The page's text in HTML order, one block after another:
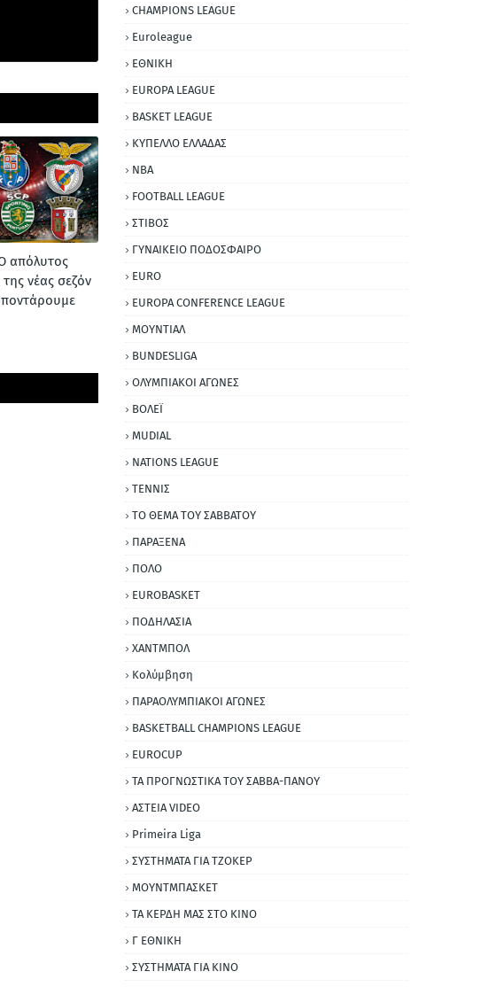
απόλυτος
νέας σεζόν
ποντάρουμε
CHAMPIONS LEAGUE
Euroleague
ΕΘΝΙΚΗ
EUROPA LEAGUE
BASKET LEAGUE
ΚΥΠΕΛΛΟ ΕΛΛΑΔΑΣ
NBA
FOOTBALL LEAGUE
ΣΤΙΒΟΣ
ΓΥΝΑΙΚΕΙΟ ΠΟΔΟΣΦΑΙΡΟ
EURO
EUROPA CONFERENCE LEAGUE
ΜΟΥΝΤΙΑΛ
BUNDESLIGA
ΟΛΥΜΠΙΑΚΟΙ ΑΓΩΝΕΣ
ΒΟΛΕΪ
MUDIAL
NATIONS LEAGUE
ΤΕΝΝΙΣ
ΤΟ ΘΕΜΑ ΤΟΥ ΣΑΒΒΑΤΟΥ
ΠΑΡΑΞΕΝΑ
ΠΟΛΟ
EUROBASKET
ΠΟΔΗΛΑΣΙΑ
ΧΑΝΤΜΠΟΛ
Κολύμβηση
ΠΑΡΑΟΛΥΜΠΙΑΚΟΙ ΑΓΩΝΕΣ
BASKETBALL CHAMPIONS LEAGUE
EUROCUP
ΤΑ ΠΡΟΓΝΩΣΤΙΚΑ ΤΟΥ ΣΑΒΒΑ-ΠΑΝΟΥ
ΑΣΤΕΙΑ VIDEO
Primeira Liga
ΣΥΣΤΗΜΑΤΑ ΓΙΑ ΤΖΟΚΕΡ
ΜΟΥΝΤΜΠΑΣΚΕΤ
ΤΑ ΚΕΡΔΗ ΜΑΣ ΣΤΟ ΚΙΝΟ
Γ ΕΘΝΙΚΗ
ΣΥΣΤΗΜΑΤΑ ΓΙΑ ΚΙΝΟ